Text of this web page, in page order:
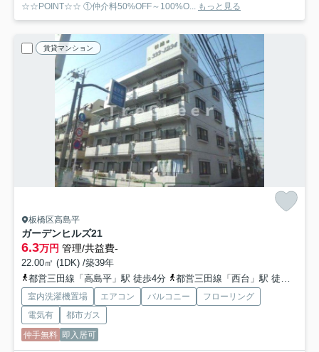
☆☆POINT☆☆ ①仲介料50%OFF～100%O...
もっと見る
賃貸マンション
板橋区高島平
ガーデンヒルズ21
6.3万円 管理/共益費-
22.00㎡ (1DK) /築39年
都営三田線「高島平」駅 徒歩4分
都営三田線「西台」駅 徒歩14分
室内洗濯機置場 エアコン バルコニー
フローリング
電気有
都市ガス
仲手無料 即入居可